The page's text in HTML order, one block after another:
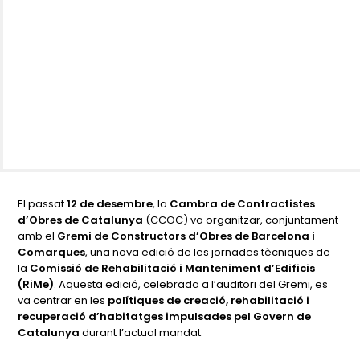
El passat12 de desembre, la Cambra de Contractistes
d’Obres de Catalunya (CCOC) va organitzar, conjuntament
amb el Gremi de Constructors d’Obres de Barcelona i
Comarques, una nova edició de les jornades tècniques de
la Comissió de Rehabilitació i Manteniment d’Edificis
(RiMe). Aquesta edició, celebrada a l’auditori del Gremi, es
va centrar en les polítiques de creació, rehabilitació i
recuperació d’habitatges impulsades pel Govern de
Catalunya durant l’actual mandat.